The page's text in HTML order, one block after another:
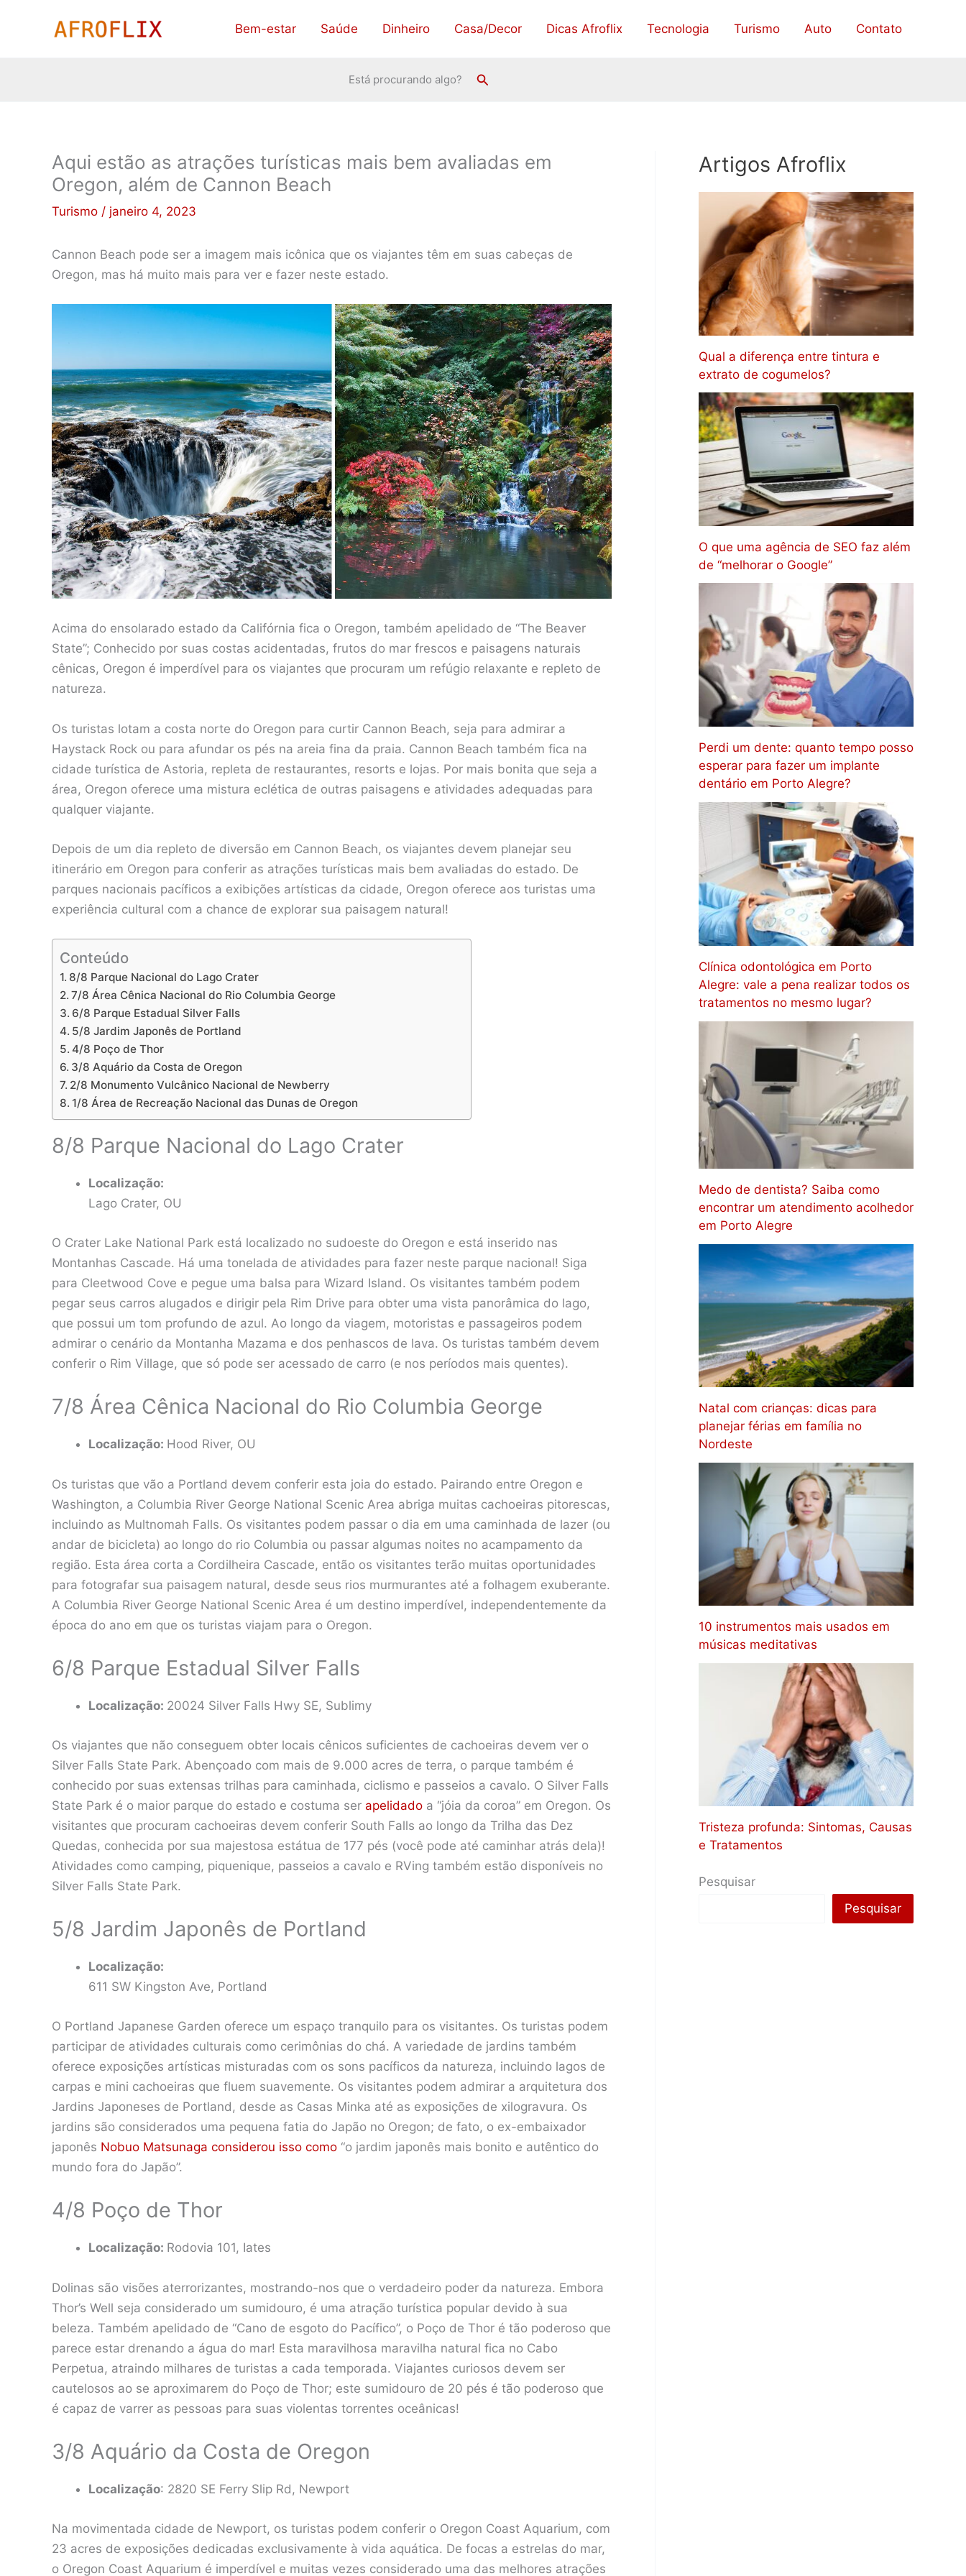
Bem-estar Saúde Dinheiro Casa/Decor Dicas Afroflix Tecnologia Turismo Auto Contato
Está procurando algo? Pesquisar
Aqui estão as atrações turísticas mais bem avaliadas em
Oregon, além de Cannon Beach
Turismo / janeiro 4, 2023
Cannon Beach pode ser a imagem mais icônica que os viajantes têm em suas cabeças de
Oregon, mas há muito mais para ver e fazer neste estado.
Acima do ensolarado estado da Califórnia fica o Oregon, também apelidado de “The Beaver
State”; Conhecido por suas costas acidentadas, frutos do mar frescos e paisagens naturais
cênicas, Oregon é imperdível para os viajantes que procuram um refúgio relaxante e repleto de
natureza.
Os turistas lotam a costa norte do Oregon para curtir Cannon Beach, seja para admirar a
Haystack Rock ou para afundar os pés na areia fina da praia. Cannon Beach também fica na
cidade turística de Astoria, repleta de restaurantes, resorts e lojas. Por mais bonita que seja a
área, Oregon oferece uma mistura eclética de outras paisagens e atividades adequadas para
qualquer viajante.
Depois de um dia repleto de diversão em Cannon Beach, os viajantes devem planejar seu
itinerário em Oregon para conferir as atrações turísticas mais bem avaliadas do estado. De
parques nacionais pacíficos a exibições artísticas da cidade, Oregon oferece aos turistas uma
experiência cultural com a chance de explorar sua paisagem natural!
Conteúdo
8/8 Parque Nacional do Lago Crater
7/8 Área Cênica Nacional do Rio Columbia George
6/8 Parque Estadual Silver Falls
5/8 Jardim Japonês de Portland
4/8 Poço de Thor
3/8 Aquário da Costa de Oregon
2/8 Monumento Vulcânico Nacional de Newberry
1/8 Área de Recreação Nacional das Dunas de Oregon
8/8 Parque Nacional do Lago Crater
Localização:
Lago Crater, OU
O Crater Lake National Park está localizado no sudoeste do Oregon e está inserido nas
Montanhas Cascade. Há uma tonelada de atividades para fazer neste parque nacional! Siga
para Cleetwood Cove e pegue uma balsa para Wizard Island. Os visitantes também podem
pegar seus carros alugados e dirigir pela Rim Drive para obter uma vista panorâmica do lago,
que possui um tom profundo de azul. Ao longo da viagem, motoristas e passageiros podem
admirar o cenário da Montanha Mazama e dos penhascos de lava. Os turistas também devem
conferir o Rim Village, que só pode ser acessado de carro (e nos períodos mais quentes).
7/8 Área Cênica Nacional do Rio Columbia George
Localização: Hood River, OU
Os turistas que vão a Portland devem conferir esta joia do estado. Pairando entre Oregon e
Washington, a Columbia River George National Scenic Area abriga muitas cachoeiras pitorescas,
incluindo as Multnomah Falls. Os visitantes podem passar o dia em uma caminhada de lazer (ou
andar de bicicleta) ao longo do rio Columbia ou passar algumas noites no acampamento da
região. Esta área corta a Cordilheira Cascade, então os visitantes terão muitas oportunidades
para fotografar sua paisagem natural, desde seus rios murmurantes até a folhagem exuberante.
A Columbia River George National Scenic Area é um destino imperdível, independentemente da
época do ano em que os turistas viajam para o Oregon.
6/8 Parque Estadual Silver Falls
Localização: 20024 Silver Falls Hwy SE, Sublimy
Os viajantes que não conseguem obter locais cênicos suficientes de cachoeiras devem ver o
Silver Falls State Park. Abençoado com mais de 9.000 acres de terra, o parque também é
conhecido por suas extensas trilhas para caminhada, ciclismo e passeios a cavalo. O Silver Falls
State Park é o maior parque do estado e costuma ser apelidado a “jóia da coroa” em Oregon. Os
visitantes que procuram cachoeiras devem conferir South Falls ao longo da Trilha das Dez
Quedas, conhecida por sua majestosa estátua de 177 pés (você pode até caminhar atrás dela)!
Atividades como camping, piquenique, passeios a cavalo e RVing também estão disponíveis no
Silver Falls State Park.
5/8 Jardim Japonês de Portland
Localização:
611 SW Kingston Ave, Portland
O Portland Japanese Garden oferece um espaço tranquilo para os visitantes. Os turistas podem
participar de atividades culturais como cerimônias do chá. A variedade de jardins também
oferece exposições artísticas misturadas com os sons pacíficos da natureza, incluindo lagos de
carpas e mini cachoeiras que fluem suavemente. Os visitantes podem admirar a arquitetura dos
Jardins Japoneses de Portland, desde as Casas Minka até as exposições de xilogravura. Os
jardins são considerados uma pequena fatia do Japão no Oregon; de fato, o ex-embaixador
japonês Nobuo Matsunaga considerou isso como “o jardim japonês mais bonito e autêntico do
mundo fora do Japão”.
4/8 Poço de Thor
Localização: Rodovia 101, Iates
Dolinas são visões aterrorizantes, mostrando-nos que o verdadeiro poder da natureza. Embora
Thor’s Well seja considerado um sumidouro, é uma atração turística popular devido à sua
beleza. Também apelidado de “Cano de esgoto do Pacífico”, o Poço de Thor é tão poderoso que
parece estar drenando a água do mar! Esta maravilhosa maravilha natural fica no Cabo
Perpetua, atraindo milhares de turistas a cada temporada. Viajantes curiosos devem ser
cautelosos ao se aproximarem do Poço de Thor; este sumidouro de 20 pés é tão poderoso que
é capaz de varrer as pessoas para suas violentas torrentes oceânicas!
3/8 Aquário da Costa de Oregon
Localização: 2820 SE Ferry Slip Rd, Newport
Na movimentada cidade de Newport, os turistas podem conferir o Oregon Coast Aquarium, com
23 acres de exposições dedicadas exclusivamente à vida aquática. De focas a estrelas do mar,
o Oregon Coast Aquarium é imperdível e muitas vezes considerado uma das melhores atrações
Artigos Afroflix
Qual a diferença entre tintura e
extrato de cogumelos?
O que uma agência de SEO faz além
de “melhorar o Google”
Perdi um dente: quanto tempo posso
esperar para fazer um implante
dentário em Porto Alegre?
Clínica odontológica em Porto
Alegre: vale a pena realizar todos os
tratamentos no mesmo lugar?
Medo de dentista? Saiba como
encontrar um atendimento acolhedor
em Porto Alegre
Natal com crianças: dicas para
planejar férias em família no
Nordeste
10 instrumentos mais usados em
músicas meditativas
Tristeza profunda: Sintomas, Causas
e Tratamentos
Pesquisar
Pesquisar